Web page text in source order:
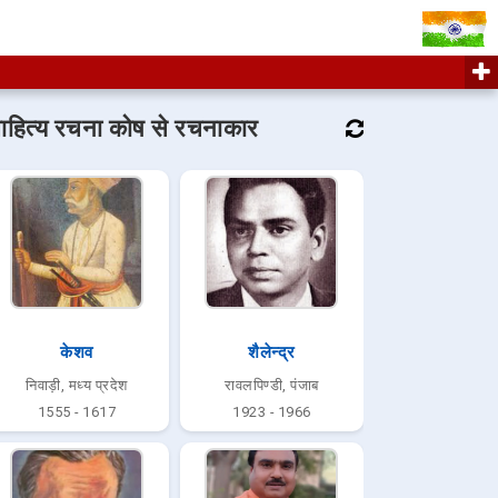
रचना कोष से रचनाकार
केशव
निवाड़ी, मध्य प्रदेश
1555 - 1617
शैलेन्द्र
रावलपिण्डी, पंजाब
1923 - 1966